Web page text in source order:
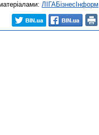
ЛIГАБiзнесIнформ